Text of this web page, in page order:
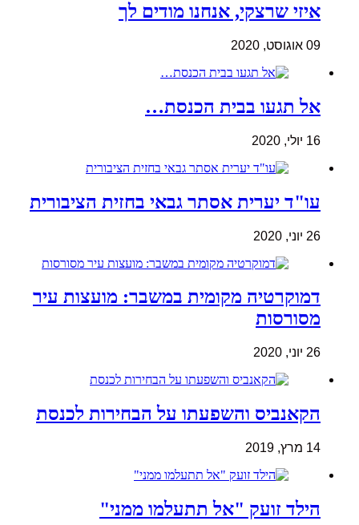
איזי שרצקי, אנחנו מודים לך
09 אוגוסט, 2020
אל תגעו בבית הכנסת…
16 יולי, 2020
עו"ד יערית אסתר גבאי בחזית הציבורית
26 יוני, 2020
דמוקרטיה מקומית במשבר: מועצות עיר
מסורסות
26 יוני, 2020
הקאנביס והשפעתו על הבחירות לכנסת
14 מרץ, 2019
הילד זועק "אל תתעלמו ממני"